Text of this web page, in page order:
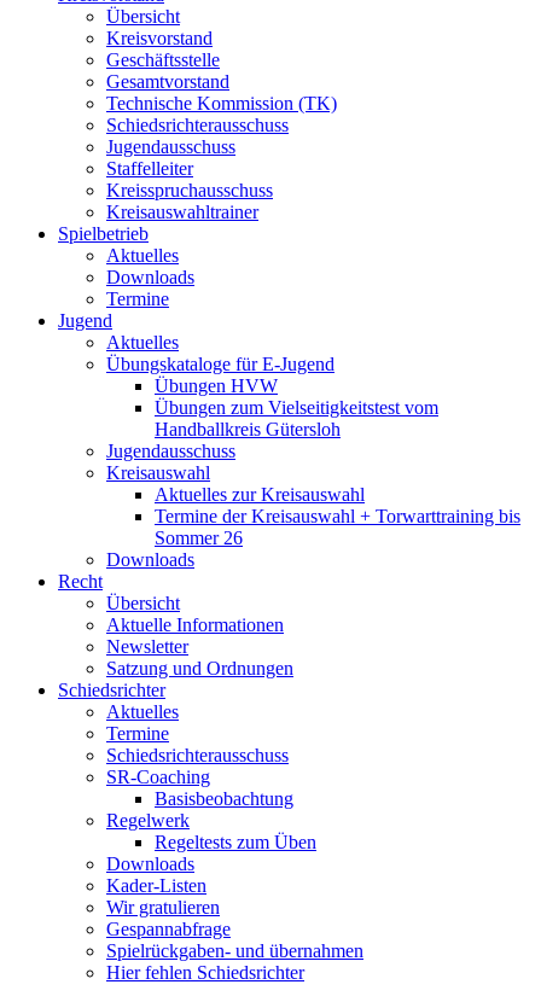
Übersicht
Kreisvorstand
Geschäftsstelle
Gesamtvorstand
Technische Kommission (TK)
Schiedsrichterausschuss
Jugendausschuss
Staffelleiter
Kreisspruchausschuss
Kreisauswahltrainer
Spielbetrieb
Aktuelles
Downloads
Termine
Jugend
Aktuelles
Übungskataloge für E-Jugend
Übungen HVW
Übungen zum Vielseitigkeitstest vom
Handballkreis Gütersloh
Jugendausschuss
Kreisauswahl
Aktuelles zur Kreisauswahl
Termine der Kreisauswahl + Torwarttraining bis
Sommer 26
Downloads
Recht
Übersicht
Aktuelle Informationen
Newsletter
Satzung und Ordnungen
Schiedsrichter
Aktuelles
Termine
Schiedsrichterausschuss
SR-Coaching
Basisbeobachtung
Regelwerk
Regeltests zum Üben
Downloads
Kader-Listen
Wir gratulieren
Gespannabfrage
Spielrückgaben- und übernahmen
Hier fehlen Schiedsrichter